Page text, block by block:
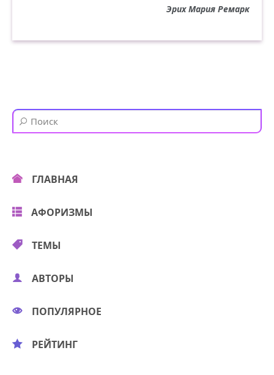
Эрих Мария Ремарк
ГЛАВНАЯ
АФОРИЗМЫ
ТЕМЫ
АВТОРЫ
ПОПУЛЯРНОЕ
РЕЙТИНГ